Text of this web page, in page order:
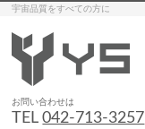
宇宙品質をすべての方に
お問い合わせは
TEL042-713-3257